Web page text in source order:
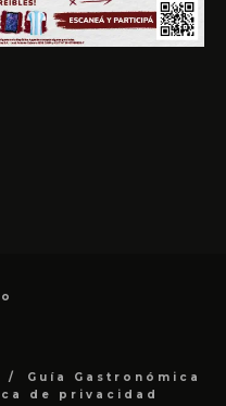
Guía Gastronómica
de privacidad